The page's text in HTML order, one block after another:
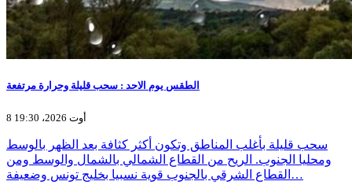
الطقس يوم الاحد : سحب قليلة وحرارة مرتفعة
8 أوت 2026، 19:30
سحب قليلة بأغلب المناطق وتكون أكثر كثافة بعد الظهر بالوسط
ومحليا الجنوب. الريح من القطاع الشمالي بالشمال والوسط ومن
القطاع الشرقي بالجنوب قوية نسبيا بخليج تونس وضعيفة…